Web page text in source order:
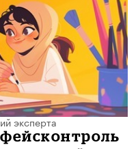
эксперта